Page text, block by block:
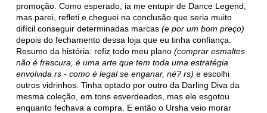
promoção. Como esperado, ia me entupir de Dance Legend,
mas parei, refleti e cheguei na conclusão que seria muito
difícil conseguir determinadas marcas(e por um bom preço)
depois do fechamento dessa loja que eu tinha confiança.
Resumo da história: refiz todo meu plano(comprar esmaltes
não é frescura, é uma arte que tem toda uma estratégia
envolvida rs - como é legal se enganar, né? rs)e escolhi
outros vidrinhos. Tinha optado por outro da Darling Diva da
mesma coleção, em tons esverdeados, mas ele esgotou
enquanto fechava a compra. E então o Ursha veio morar